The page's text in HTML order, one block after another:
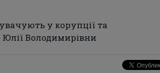
у корупції та
Володимирівни